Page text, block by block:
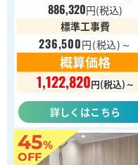
886,320円(税込)
標準工事費
236,500円(税込)～
概算価格
1,122,820円(税込)～
詳しくはこちら
45%
OFF